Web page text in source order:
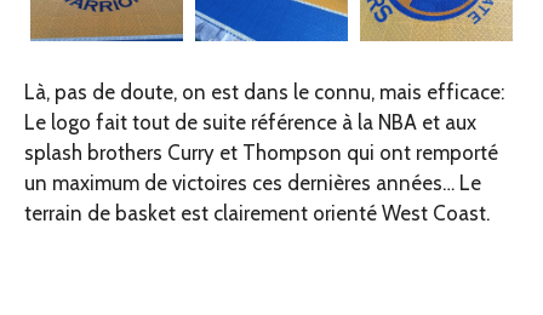
Là, pas de doute, on est dans le connu, mais efficace:
Le logo fait tout de suite référence à la NBA et aux
splash brothers Curry et Thompson qui ont remporté
un maximum de victoires ces dernières années… Le
terrain de basket est clairement orienté West Coast.